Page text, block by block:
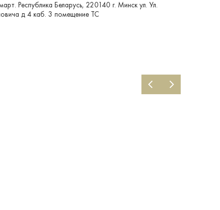
Республика Беларусь, 220140 г. Минск ул. Ул.
д 4 каб. 3 помещение ТС